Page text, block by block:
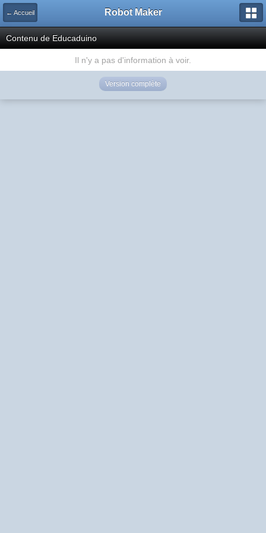
← Accueil Robot Maker
Contenu de Educaduino
Il n'y a pas d'information à voir.
Version complète